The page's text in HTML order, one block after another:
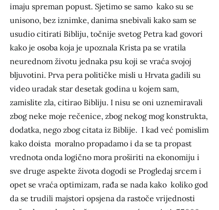
imaju spreman popust. Sjetimo se samo kako su se
unisono, bez iznimke, danima snebivali kako sam se
usudio citirati Bibliju, točnije svetog Petra kad govori
kako je osoba koja je upoznala Krista pa se vratila
neurednom životu jednaka psu koji se vraća svojoj
bljuvotini. Prva pera političke misli u Hrvata gadili su
video uradak star desetak godina u kojem sam,
zamislite zla, citirao Bibliju. I nisu se oni uznemiravali
zbog neke moje rečenice, zbog nekog mog konstrukta,
dodatka, nego zbog citata iz Biblije. I kad već pomislim
kako doista moralno propadamo i da se ta propast
vrednota onda logično mora proširiti na ekonomiju i
sve druge aspekte života dogodi se Progledaj srcem i
opet se vraća optimizam, rađa se nada kako koliko god
da se trudili majstori opsjena da rastoče vrijednosti